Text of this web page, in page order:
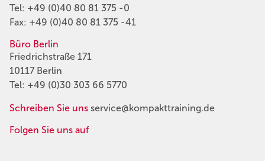
Tel: +49 (0)40 80 81 375 -0
Fax: +49 (0)40 80 81 375 -41
Büro Berlin
Friedrichstraße 171
10117 Berlin
Tel: +49 (0)30 303 66 5770
Schreiben Sie uns service@kompakttraining.de
Folgen Sie uns auf